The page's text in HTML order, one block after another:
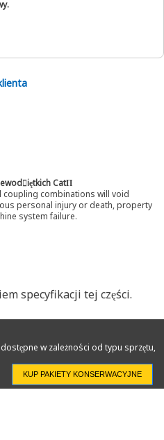
CatΠ
combinations will void
personal injury or death, property
system failure.
specyfikacji tej części.
w zależności od typu sprzętu,
KUP PAKIETY KONSERWACYJNE